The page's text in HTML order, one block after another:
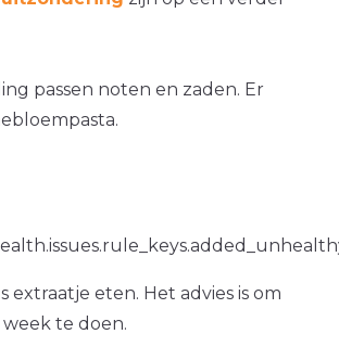
passen noten en zaden. Er
eten. Het advies is om
te doen.